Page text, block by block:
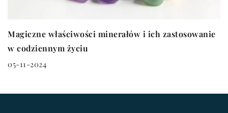
Magiczne właściwości minerałów i ich zastosowanie
w codziennym życiu
05-11-2024